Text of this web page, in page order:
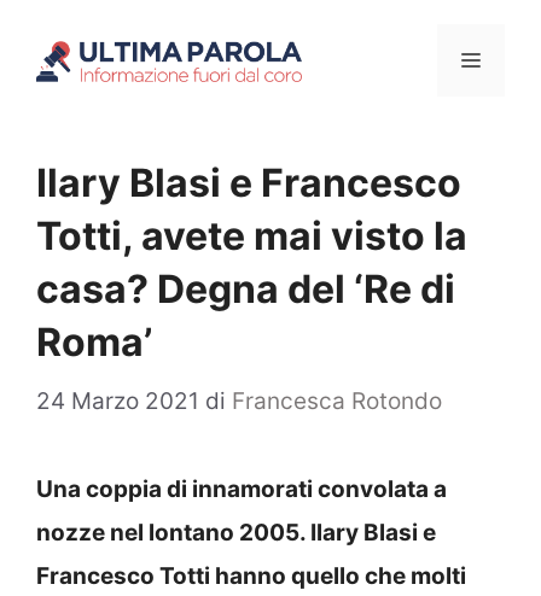
Menu
Ilary Blasi e Francesco
Totti, avete mai visto la
casa? Degna del ‘Re di
Roma’
24 Marzo 2021 di Francesca Rotondo
Una coppia di innamorati convolata a
nozze nel lontano 2005. Ilary Blasi e
Francesco Totti hanno quello che molti